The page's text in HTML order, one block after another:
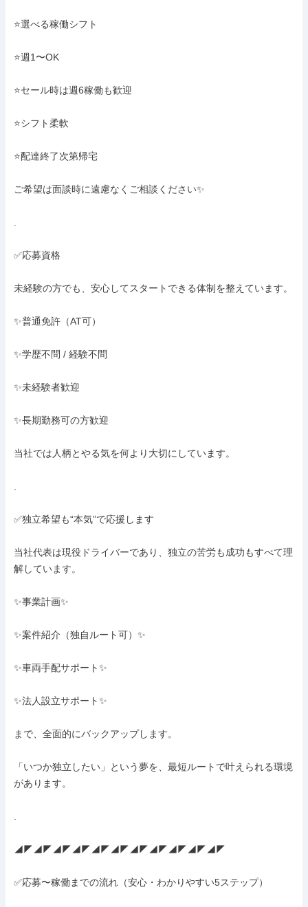
⭐️選べる稼働シフト
⭐️週1〜OK
⭐️セール時は週6稼働も歓迎
⭐️シフト柔軟
⭐️配達終了次第帰宅
ご希望は面談時に遠慮なくご相談ください✨
✅応募資格
未経験の方でも、安心してスタートできる体制を整えています。
✨普通免許（AT可）
✨学歴不問 / 経験不問
✨未経験者歓迎
✨長期勤務可の方歓迎
当社では人柄とやる気を何より大切にしています。
✅独立希望も“本気”で応援します
当社代表は現役ドライバーであり、独立の苦労も成功もすべて理
解しています。
✨事業計画✨
✨案件紹介（独自ルート可）✨
✨車両手配サポート✨
✨法人設立サポート✨
まで、全面的にバックアップします。
「いつか独立したい」という夢を、最短ルートで叶えられる環境
があります。
◢◤◢◤◢◤◢◤◢◤◢◤◢◤◢◤◢◤◢◤◢◤
✅応募〜稼働までの流れ（安心・わかりやすい5ステップ）